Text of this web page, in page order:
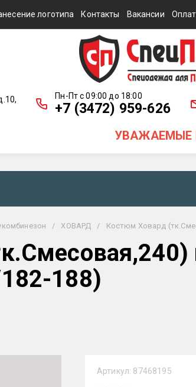
логотипа Контакты Вакансии
Пн-Пт с 09:00 до 18:00
+7 (3472) 959-626
УВАЖАЕМЫЕ
/ ХОВАРД / Костюм Ховард
188)
Артикул: 87468195